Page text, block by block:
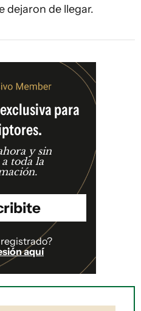
dejaron de llegar.
para
y sin
toda la
registrado?
aquí